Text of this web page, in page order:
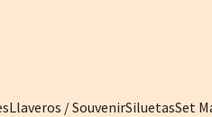
Llaveros / SouvenirSiluetasSet